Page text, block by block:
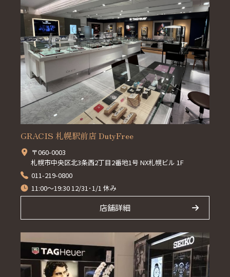
GRACIS 札幌駅前店 DutyFree
〒060-0003
札幌市中央区北3条西2丁目2番地1号 NX札幌ビル 1F
011-219-0800
11:00～19:30 12/31･1/1 休み
店舗詳細